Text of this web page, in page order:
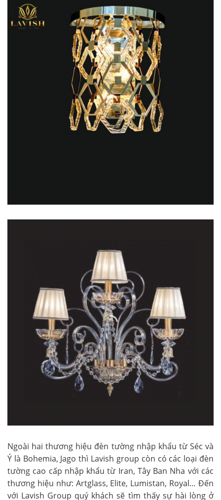
Ngoài hai thương hiệu đèn tường nhập khẩu từ Séc và
Ý là Bohemia, Jago thì Lavish group còn có các loại đèn
tường cao cấp nhập khẩu từ Iran, Tây Ban Nha với các
thương hiệu như: Artglass, Elite, Lumistan, Royal… Đến
với Lavish Group quý khách sẽ tìm thấy sự hài lòng ở